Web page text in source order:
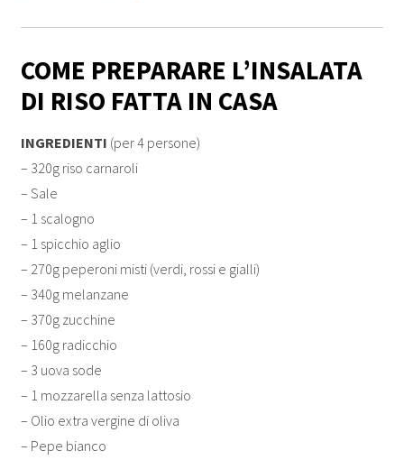
COME PREPARARE L’INSALATA
DI RISO FATTA IN CASA
INGREDIENTI (per 4 persone)
– 320g riso carnaroli
– Sale
– 1 scalogno
– 1 spicchio aglio
– 270g peperoni misti (verdi, rossi e gialli)
– 340g melanzane
– 370g zucchine
– 160g radicchio
– 3 uova sode
– 1 mozzarella senza lattosio
– Olio extra vergine di oliva
– Pepe bianco